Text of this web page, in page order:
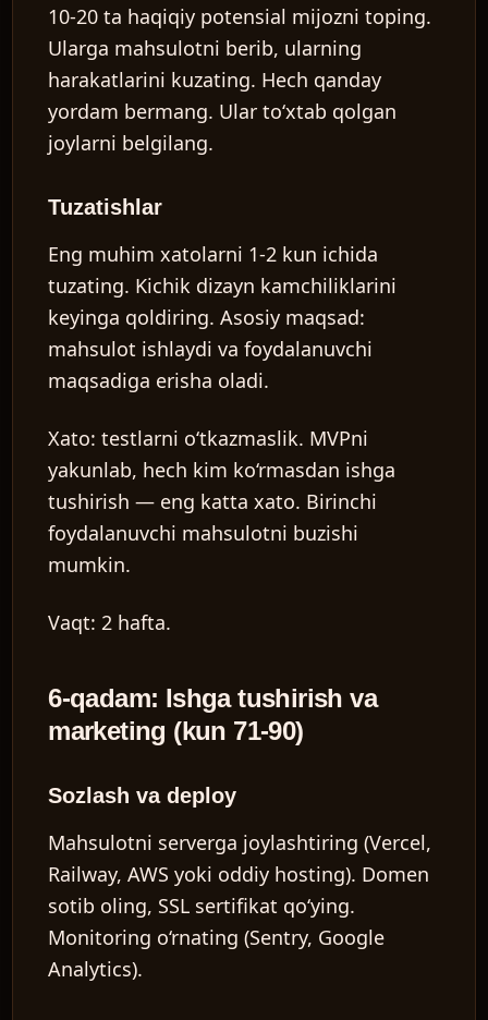
10-20 ta haqiqiy potensial mijozni toping.
Ularga mahsulotni berib, ularning
harakatlarini kuzating. Hech qanday
yordam bermang. Ular to‘xtab qolgan
joylarni belgilang.
Tuzatishlar
Eng muhim xatolarni 1-2 kun ichida
tuzating. Kichik dizayn kamchiliklarini
keyinga qoldiring. Asosiy maqsad:
mahsulot ishlaydi va foydalanuvchi
maqsadiga erisha oladi.
Xato: testlarni o‘tkazmaslik. MVPni
yakunlab, hech kim ko‘rmasdan ishga
tushirish — eng katta xato. Birinchi
foydalanuvchi mahsulotni buzishi
mumkin.
Vaqt: 2 hafta.
6-qadam: Ishga tushirish va
marketing (kun 71-90)
Sozlash va deploy
Mahsulotni serverga joylashtiring (Vercel,
Railway, AWS yoki oddiy hosting). Domen
sotib oling, SSL sertifikat qo‘ying.
Monitoring o‘rnating (Sentry, Google
Analytics).